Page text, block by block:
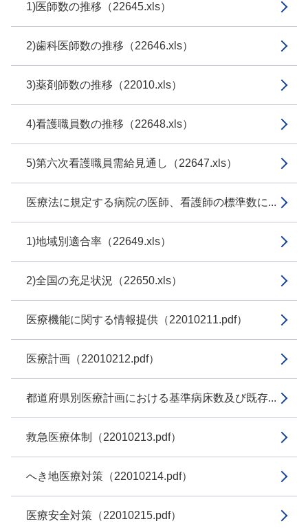
1)医師数の推移（22645.xls）
2)歯科医師数の推移（22646.xls）
3)薬剤師数の推移（22010.xls）
4)看護職員数の推移（22648.xls）
5)第六次看護職員需給見通し（22647.xls）
医療法に規定する病院の医師、看護師の標準数に...
1)地域別適合率（22649.xls）
2)全国の充足状況（22650.xls）
医療機能に関する情報提供（22010211.pdf）
医療計画（22010212.pdf）
都道府県別医療計画における基準病床数及び既存...
救急医療体制（22010213.pdf）
へき地医療対策（22010214.pdf）
医療安全対策（22010215.pdf）